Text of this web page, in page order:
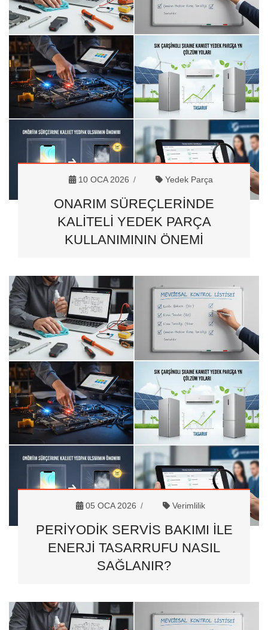
10 OCA 2026 Yedek Parça
ONARIM SÜREÇLERINDE
KALITELI YEDEK PARÇA
KULLANIMININ ÖNEMI
05 OCA 2026 Verimlilik
PERIYODIK SERVIS BAKIMI ILE
ENERJI TASARRUFU NASIL
SAĞLANIR?